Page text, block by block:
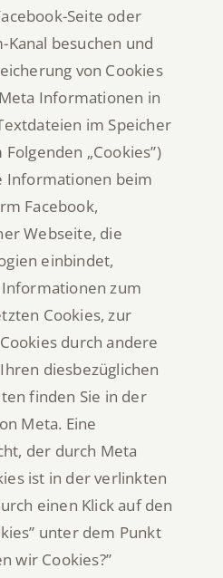
Seite oder
besuchen und
von Cookies
Informationen in
im Speicher
„Cookies”)
Informationen beim
Facebook,
Webseite, die
einbindet,
zum
Cookies, zur
durch andere
diesbezüglichen
finden Sie in der
Meta. Eine
der durch Meta
ist in der verlinkten
einen Klick auf den
unter dem Punkt
wir Cookies?”